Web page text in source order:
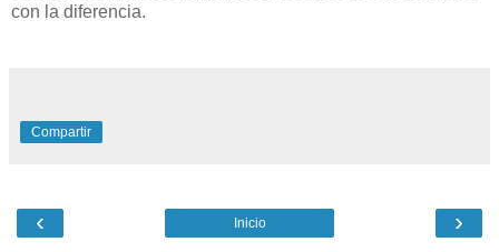
con la diferencia.
Compartir
‹ ›
Inicio